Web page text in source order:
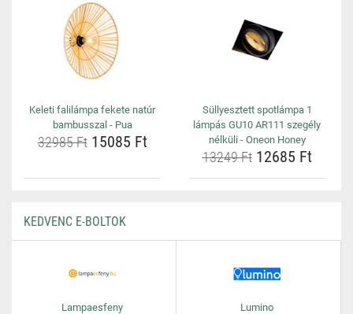
Keleti falilámpa fekete natúr
bambusszal - Pua
32985 Ft15085 Ft
Süllyesztett spotlámpa 1
lámpás GU10 AR111 szegély
nélküli - Oneon Honey
13249 Ft12685 Ft
KEDVENC E-BOLTOK
Lampaesfeny Lumino